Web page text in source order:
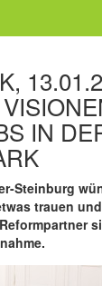
IN
Steinburg
trauen